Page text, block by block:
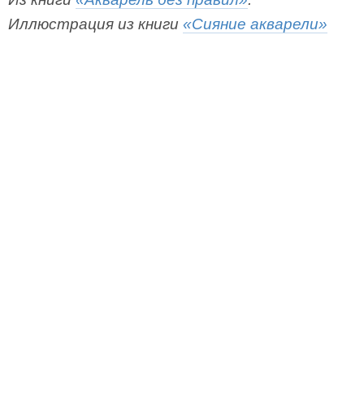
Иллюстрация из книги «Сияние акварели»